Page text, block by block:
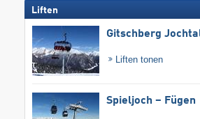
Liften
Gitschberg
Liften tonen
Spieljoch – Fügen